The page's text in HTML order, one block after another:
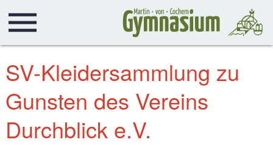
SV-Kleidersammlung zu
Gunsten des Vereins
Durchblick e.V.